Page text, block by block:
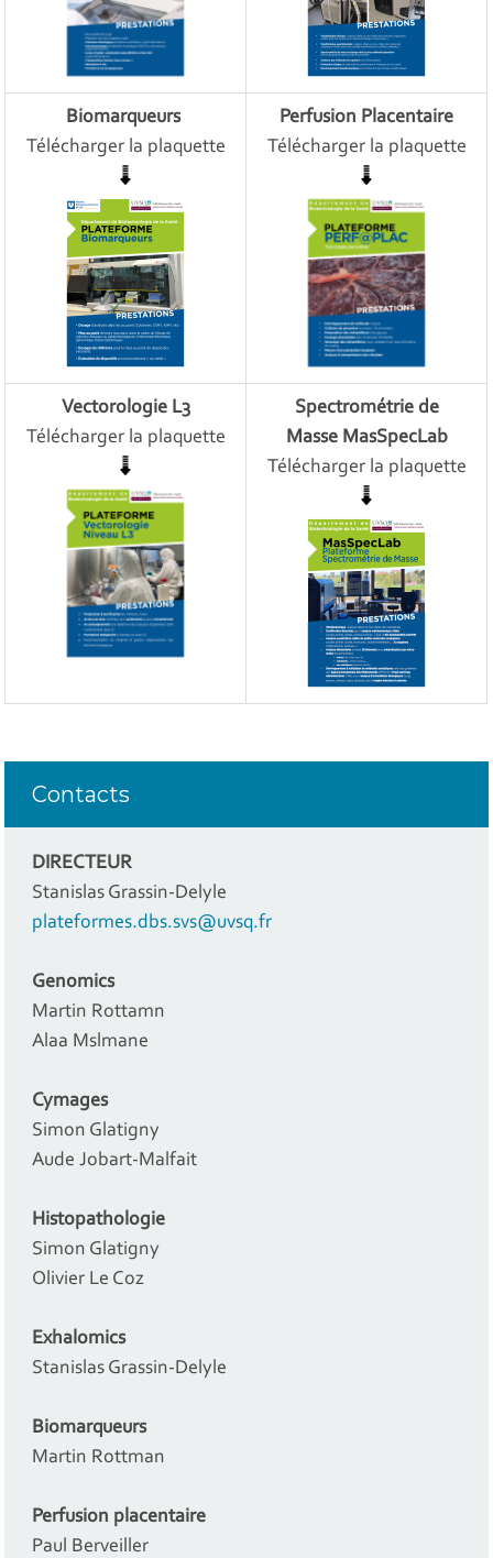
Biomarqueurs
Télécharger la plaquette
Perfusion Placentaire
Télécharger la plaquette
Vectorologie L3
Télécharger la plaquette
Spectrométrie de
Masse MasSpecLab
Télécharger la plaquette
Contacts
DIRECTEUR
Stanislas Grassin-Delyle
plateformes.dbs.svs@uvsq.fr
Genomics
Martin Rottamn
Alaa Mslmane
Cymages
Simon Glatigny
Aude Jobart-Malfait
Histopathologie
Simon Glatigny
Olivier Le Coz
Exhalomics
Stanislas Grassin-Delyle
Biomarqueurs
Martin Rottman
Perfusion placentaire
Paul Berveiller